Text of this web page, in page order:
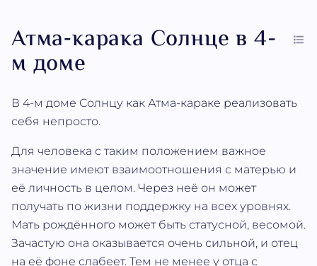
Атма‐карака Солнце в 4-
м доме
В 4-м доме Солнцу как Атма‐караке реализовать
себя непросто.
Для человека с таким положением важное
значение имеют взаимоотношения с матерью и
её личность в целом. Через неё он может
получать по жизни поддержку на всех уровнях.
Мать рождённого может быть статусной, весомой.
Зачастую она оказывается очень сильной, и отец
на её фоне слабеет. Тем не менее у отца с